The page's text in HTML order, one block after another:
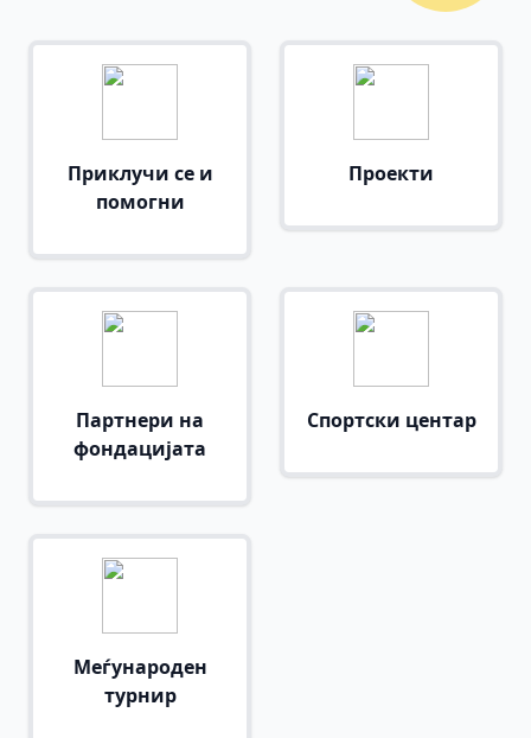
Приклучи се и
помогни
Проекти
Партнери на
фондацијата
Спортски центар
Меѓународен
турнир